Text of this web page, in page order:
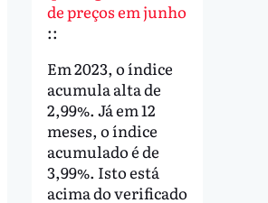
de preços em junho
::
Em 2023, o índice
acumula alta de
2,99%. Já em 12
meses, o índice
acumulado é de
3,99%. Isto está
acima do verificado